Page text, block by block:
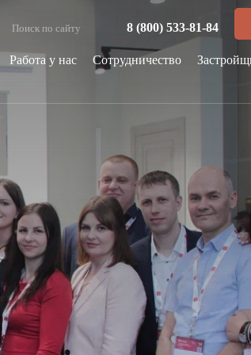
8 (800) 533-81-84
Работа у нас Сотрудничество